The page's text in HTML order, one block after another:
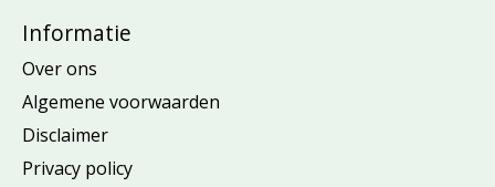
Informatie
Over ons
Algemene voorwaarden
Disclaimer
Privacy policy